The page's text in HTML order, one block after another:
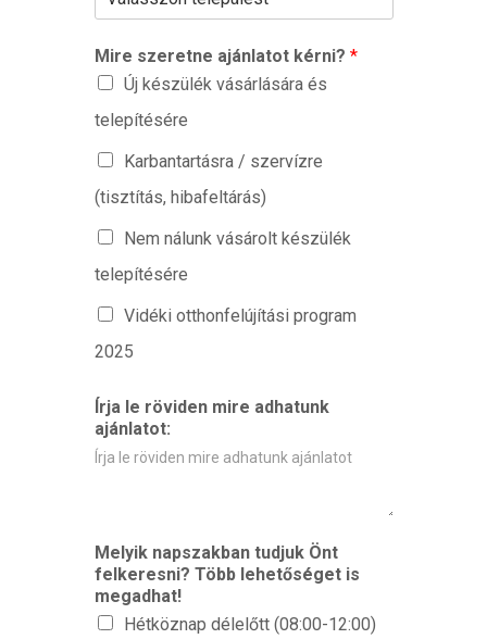
Mire szeretne ajánlatot kérni? *
Új készülék vásárlására és
telepítésére
Karbantartásra / szervízre
(tisztítás, hibafeltárás)
Nem nálunk vásárolt készülék
telepítésére
Vidéki otthonfelújítási program
2025
Írja le röviden mire adhatunk
ajánlatot:
Melyik napszakban tudjuk Önt
felkeresni? Több lehetőséget is
megadhat!
Hétköznap délelőtt (08:00-12:00)